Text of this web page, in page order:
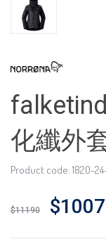
化纖外
Product code: 1820-24-
$11190